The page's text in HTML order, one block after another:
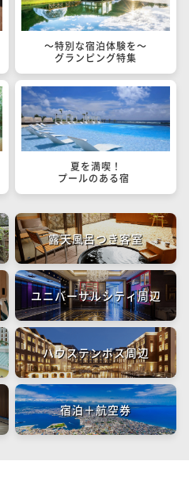
～特別な宿泊体験を～
グランピング特集
夏を満喫！
露天風呂つき客室
ユニバーサルシティ周辺
ハウステンボス周辺
宿泊＋航空券